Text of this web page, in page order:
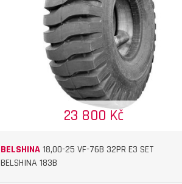
23 800 Kč
BELSHINA18,00-25 VF-76B 32PR E3 SET
BELSHINA 183B
DETAIL